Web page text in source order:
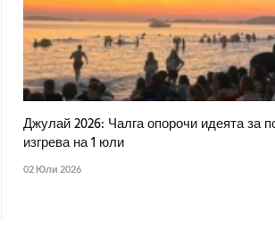
Джулай 2026: Чалга опорочи идеята за
изгрева на 1 юли
02 Юли 2026